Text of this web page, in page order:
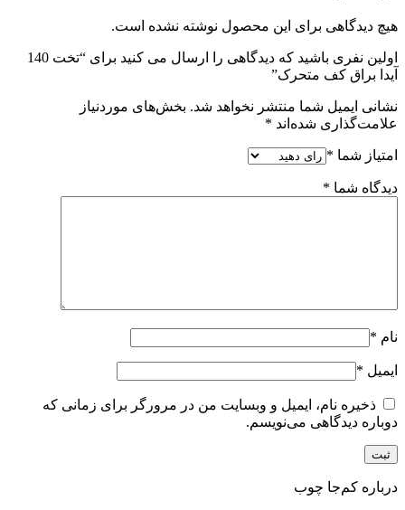
هیچ دیدگاهی برای این محصول نوشته نشده است.
اولین نفری باشید که دیدگاهی را ارسال می کنید برای “تخت 140
آیدا براق کف متحرک”
نشانی ایمیل شما منتشر نخواهد شد. بخش‌های موردنیاز
علامت‌گذاری شده‌اند *
امتیاز شما *
دیدگاه شما *
نام *
ایمیل *
ذخیره نام، ایمیل و وبسایت من در مرورگر برای زمانی که
دوباره دیدگاهی می‌نویسم.
درباره کم‌جا چوب